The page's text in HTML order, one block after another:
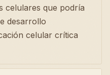
celulares que podría
desarrollo
celular crítica